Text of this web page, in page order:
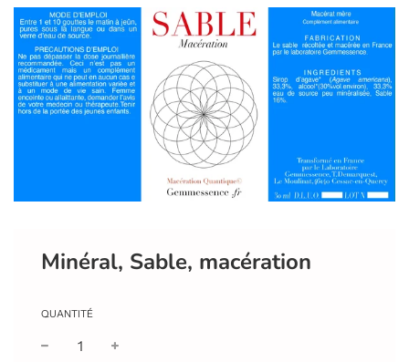
Minéral, Sable, macération
QUANTITÉ